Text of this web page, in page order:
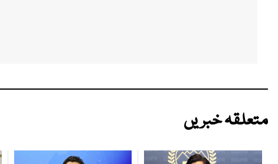
متعلقہ خبریں